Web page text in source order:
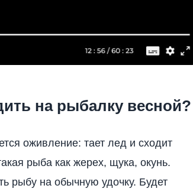
на рыбалку весной?
оживление: тает лед и сходит
рыба как жерех, щука, окунь.
рыбу на обычную удочку. Будет